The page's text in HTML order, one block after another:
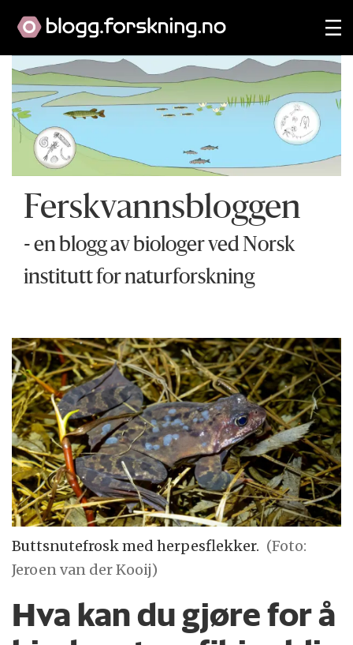
Ferskvannsbloggen
- en blogg av biologer ved Norsk
institutt for naturforskning
Buttsnutefrosk med herpesflekker. (Foto:
Jeroen van der Kooij)
Hva kan du gjøre for å